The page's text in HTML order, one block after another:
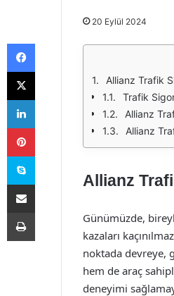
20 Eylül 2024
Allianz Trafik
Trafik
Allianz
Allianz
Allianz
Günümüzde,
kazaları
noktada devreye,
hem de araç
deneyimi
Facebook
X
LinkedIn
Pinterest
Skype
E-Posta ile paylaş